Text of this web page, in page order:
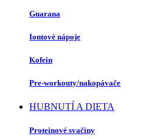
Guarana
Iontové nápoje
Kofein
Pre-workouty/nakopávače
HUBNUTÍ A DIETA
Proteinové svačiny